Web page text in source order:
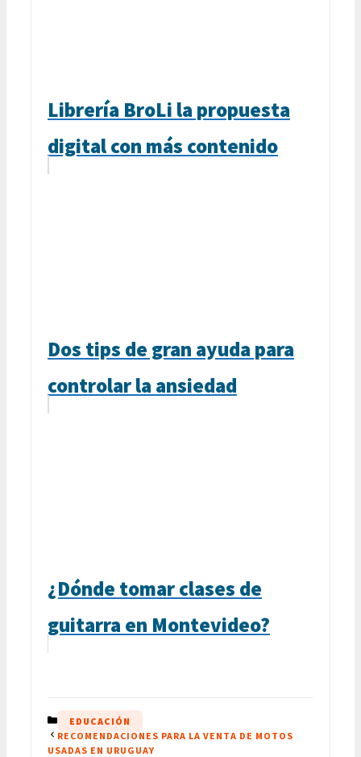
Librería BroLi la propuesta
digital con más contenido
Dos tips de gran ayuda para
controlar la ansiedad
¿Dónde tomar clases de
guitarra en Montevideo?
CATEGORÍAS
EDUCACIÓN
RECOMENDACIONES PARA LA VENTA DE MOTOS
USADAS EN URUGUAY